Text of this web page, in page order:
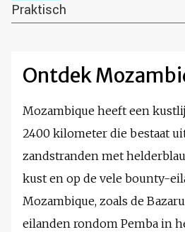
Praktisch
Ontdek
Mozambique heeft een
2400 kilometer die bestaat
zandstranden met
kust en op de vele bounty-
Mozambique, zoals de
eilanden rondom Pemba in